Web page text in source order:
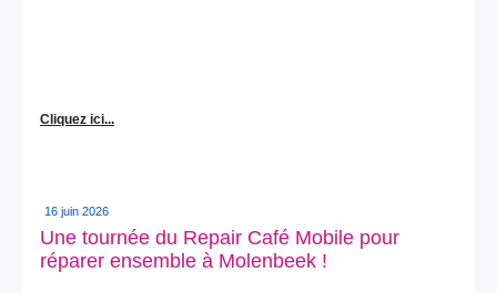
Cliquez ici...
16 juin 2026
Une tournée du Repair Café Mobile pour
réparer ensemble à Molenbeek !